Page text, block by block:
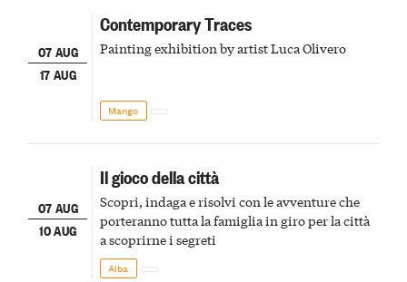
07 AUG
17 AUG
Contemporary Traces
Painting exhibition by artist Luca Olivero
Mango
07 AUG
10 AUG
Il gioco della città
Scopri, indaga e risolvi con le avventure che
porteranno tutta la famiglia in giro per la città
a scoprirne i segreti
Alba